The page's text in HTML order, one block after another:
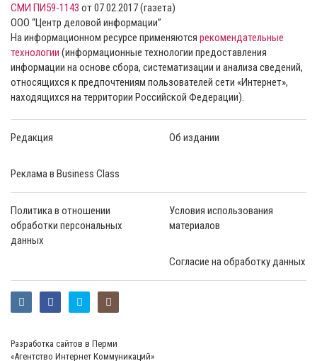
СМИ ПИ59-1143 от 07.02.2017 (газета)
ООО “Центр деловой информации”
На информационном ресурсе применяются рекомендательные
технологии (информационные технологии предоставления
информации на основе сбора, систематизации и анализа сведений,
относящихся к предпочтениям пользователей сети «Интернет»,
находящихся на территории Российской Федерации).
Редакция Об издании
Реклама в Business Class
Политика в отношении
обработки персональных
данных
Условия использования
материалов
Согласие на обработку данных
Разработка сайтов в Перми
«Агентство Интернет Коммуникаций»